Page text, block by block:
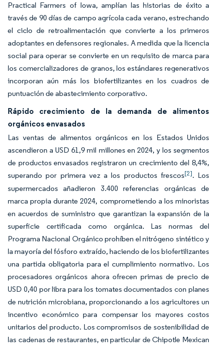
Practical Farmers of Iowa, amplían las historias de éxito a
través de 90 días de campo agrícola cada verano, estrechando
el ciclo de retroalimentación que convierte a los primeros
adoptantes en defensores regionales. A medida que la licencia
social para operar se convierte en un requisito de marca para
los comercializadores de granos, los estándares regenerativos
incorporan aún más los biofertilizantes en los cuadros de
puntuación de abastecimiento corporativo.
Rápido crecimiento de la demanda de alimentos
orgánicos envasados
Las ventas de alimentos orgánicos en los Estados Unidos
ascendieron a USD 61,9 mil millones en 2024, y los segmentos
de productos envasados registraron un crecimiento del 8,4%,
superando por primera vez a los productos frescos[2]. Los
supermercados añadieron 3.400 referencias orgánicas de
marca propia durante 2024, comprometiendo a los minoristas
en acuerdos de suministro que garantizan la expansión de la
superficie certificada como orgánica. Las normas del
Programa Nacional Orgánico prohíben el nitrógeno sintético y
la mayoría del fósforo extraído, haciendo de los biofertilizantes
una partida obligatoria para el cumplimiento normativo. Los
procesadores orgánicos ahora ofrecen primas de precio de
USD 0,40 por libra para los tomates documentados con planes
de nutrición microbiana, proporcionando a los agricultores un
incentivo económico para compensar los mayores costos
unitarios del producto. Los compromisos de sostenibilidad de
las cadenas de restaurantes, en particular de Chipotle Mexican